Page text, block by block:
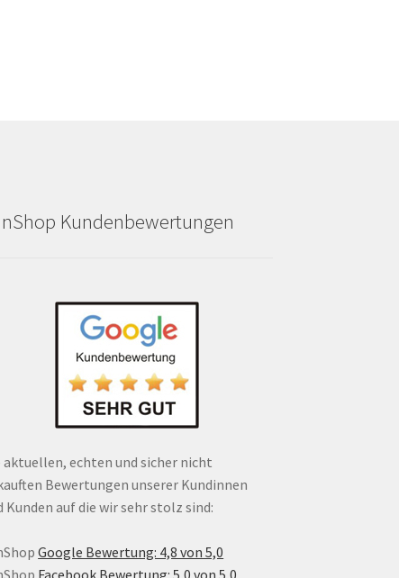
Kundenbewertungen
aktuellen, echten und sicher nicht
Bewertungen unserer Kundinnen
Kunden auf die wir sehr stolz sind:
Google Bewertung: 4,8 von 5,0
Facebook Bewertung: 5,0 von 5,0